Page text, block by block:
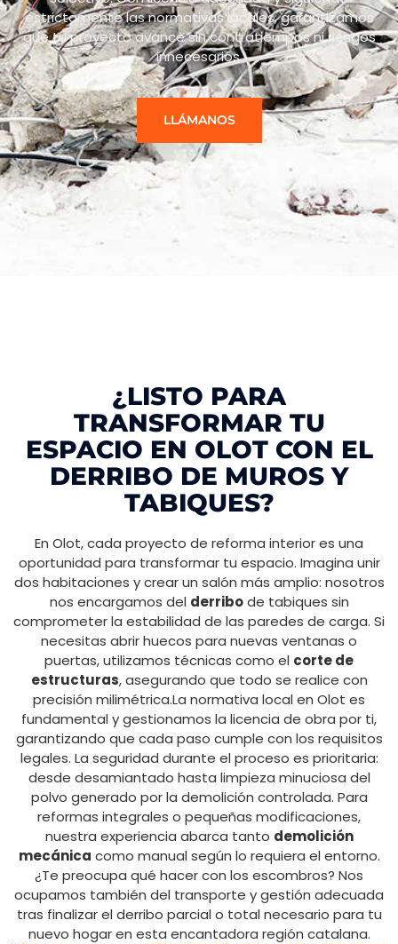
estrictamente las normativas locales, garantizamos
que tu proyecto avance sin contratiempos ni riesgos
innecesarios.
LLÁMANOS
¿LISTO PARA
TRANSFORMAR TU
ESPACIO EN OLOT CON EL
DERRIBO DE MUROS Y
TABIQUES?
En Olot, cada proyecto de reforma interior es una
oportunidad para transformar tu espacio. Imagina unir
dos habitaciones y crear un salón más amplio: nosotros
nos encargamos del derribode tabiques sin
comprometer la estabilidad de las paredes de carga. Si
necesitas abrir huecos para nuevas ventanas o
puertas, utilizamos técnicas como el corte de
estructuras, asegurando que todo se realice con
precisión milimétrica.La normativa local en Olot es
fundamental y gestionamos la licencia de obra por ti,
garantizando que cada paso cumple con los requisitos
legales. La seguridad durante el proceso es prioritaria:
desde desamiantado hasta limpieza minuciosa del
polvo generado por la demolición controlada. Para
reformas integrales o pequeñas modificaciones,
nuestra experiencia abarca tanto demolición
mecánica como manual según lo requiera el entorno.
¿Te preocupa qué hacer con los escombros? Nos
ocupamos también del transporte y gestión adecuada
tras finalizar el derribo parcial o total necesario para tu
nuevo hogar en esta encantadora región catalana.